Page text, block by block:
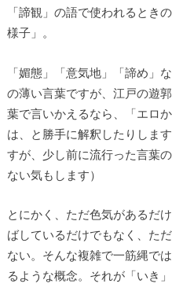
「諦観」の語で使われるとき
様子」。
「媚態」「意気地」「諦め」
の薄い言葉ですが、江戸の遊
葉で言いかえるなら、「エロ
は、と勝手に解釈したりしま
すが、少し前に流行った言葉
ない気もします）
とにかく、ただ色気があるだ
ばしているだけでもなく、た
ない。そんな複雑で一筋縄で
るような概念。それが「いき